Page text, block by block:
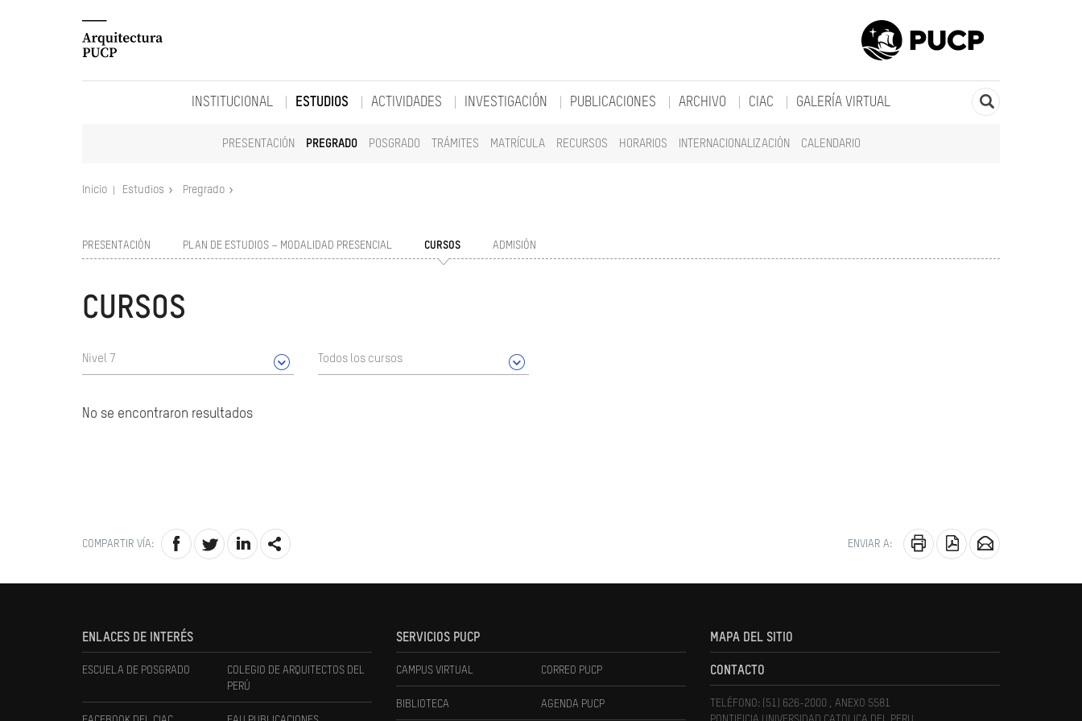
INSTITUCIONAL ESTUDIOS
PRESENTACIÓN PREGRADO POSGRADO TRÁMITES MATRÍCULA RECURSOS HORARIOS INTERNACIONALIZACIÓN CALENDARIO
ACTIVIDADES INVESTIGACIÓN PUBLICACIONES ARCHIVO CIAC GALERÍA VIRTUAL
Inicio Estudios Pregrado
PRESENTACIÓN PLAN DE ESTUDIOS – MODALIDAD PRESENCIAL CURSOS ADMISIÓN
CURSOS
Nivel 7 Todos los cursos
No se encontraron resultados
COMPARTIR VÍA: ENVIAR A:
ENLACES DE INTERÉS
ESCUELA DE POSGRADO
COLEGIO DE ARQUITECTOS DEL
PERÚ
SERVICIOS PUCP
CAMPUS VIRTUAL CORREO PUCP
BIBLIOTECA AGENDA PUCP
MAPA DEL SITIO
CONTACTO
TELÉFONO: (51) 626-2000 , ANEXO 5581